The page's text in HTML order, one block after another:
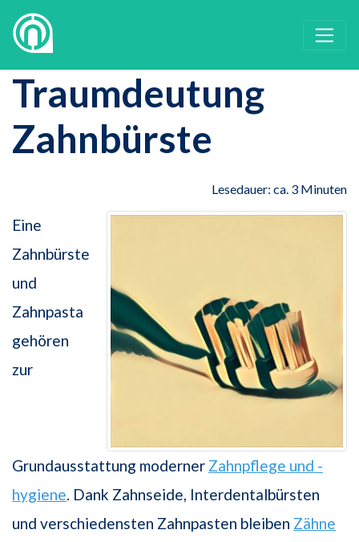
Traumdeutung
Zahnbürste
Lesedauer: ca. 3 Minuten
Eine
Zahnbürste
und
Zahnpasta
gehören
zur
Grundausstattung moderner Zahnpflege und -
hygiene. Dank Zahnseide, Interdentalbürsten
und verschiedensten Zahnpasten bleiben Zähne